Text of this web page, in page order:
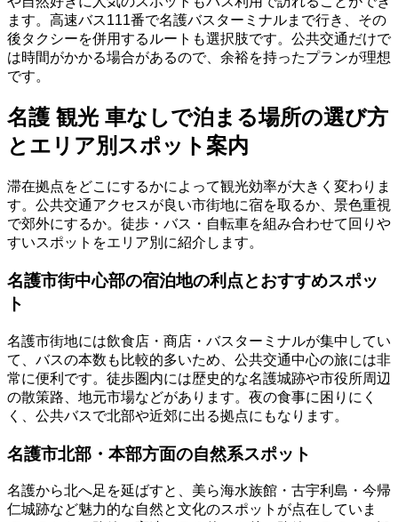
ます。高速バス111番で名護バスターミナルまで行き、その
後タクシーを併用するルートも選択肢です。公共交通だけで
は時間がかかる場合があるので、余裕を持ったプランが理想
です。
名護 観光 車なしで泊まる場所の選び方
とエリア別スポット案内
滞在拠点をどこにするかによって観光効率が大きく変わりま
す。公共交通アクセスが良い市街地に宿を取るか、景色重視
で郊外にするか。徒歩・バス・自転車を組み合わせて回りや
すいスポットをエリア別に紹介します。
名護市街中心部の宿泊地の利点とおすすめスポッ
ト
名護市街地には飲食店・商店・バスターミナルが集中してい
て、バスの本数も比較的多いため、公共交通中心の旅には非
常に便利です。徒歩圏内には歴史的な名護城跡や市役所周辺
の散策路、地元市場などがあります。夜の食事に困りにく
く、公共バスで北部や近郊に出る拠点にもなります。
名護市北部・本部方面の自然系スポット
名護から北へ足を延ばすと、美ら海水族館・古宇利島・今帰
仁城跡など魅力的な自然と文化のスポットが点在していま